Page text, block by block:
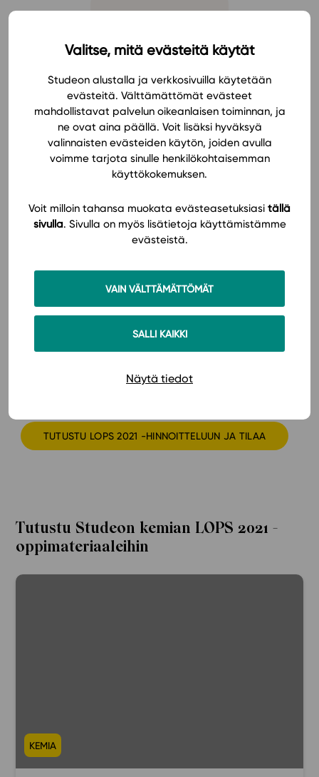
Valitse, mitä evästeitä käytät
Studeon alustalla ja verkkosivuilla käytetään
evästeitä. Välttämättömät evästeet
mahdollistavat palvelun oikeanlaisen toiminnan, ja
ne ovat aina päällä. Voit lisäksi hyväksyä
valinnaisten evästeiden käytön, joiden avulla
voimme tarjota sinulle henkilökohtaisemman
käyttökokemuksen.
Voit milloin tahansa muokata evästeasetuksiasi tällä
sivulla. Sivulla on myös lisätietoja käyttämistämme
evästeistä.
VAIN VÄLTTÄMÄTTÖMÄT
SALLI KAIKKI
Näytä tiedot
17,6 €
per
oppimateriaali
alv 0 %
lisenssi 5 vuotta
Taatusti edullinen - nyt
myös kaikki materiaalit
sisältävä paketti lukioon!
Oppilaitokset voivat tilata Studeon oppimateriaalit
myös kätevänä pakettina. Oppimateriaalit voi tilata
TUTUSTU LOPS 2021 -HINNOITTELUUN JA TILAA
Tutustu Studeon kemian LOPS 2021 -
oppimateriaaleihin
KEMIA